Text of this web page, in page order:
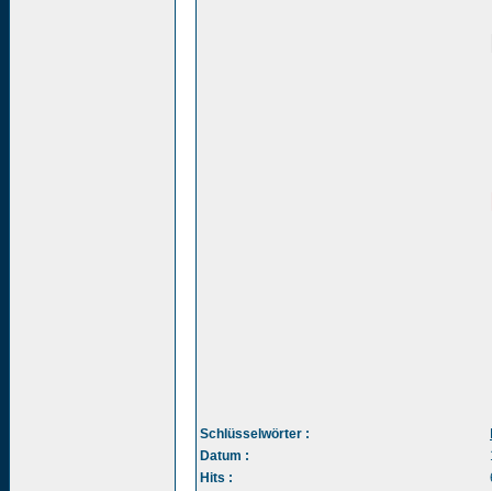
Schlüsselwörter :
Datum :
Hits :